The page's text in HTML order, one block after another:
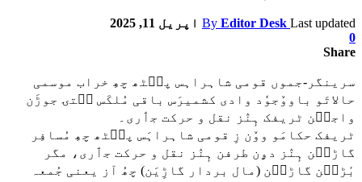
By Editor Desk Last updated
اپریل 11, 2025
0
Share
سرینگر-جموں قومی شاہراہس پٮ۪ٹھ چھِ خراب موسمی
حالاتَو باووٚجوٗد وادی کشمیرَس باقی مُلکَس سۭتۍ جوڑَن
واجٮ۪ن ٹریفک ہٕنٛز نقل و حرکت جٲری۔
ٹریفک حکامَو ووٚن زِ قومی شاہراہَس پٮ۪ٹھ چھِ مُسافِر
گاڑٮ۪ن ہٕنٛز دۄن طرفن ہٕنٛز نقل و حرکت جٲری، مگر
بٔڑٮ۪ن گاڑٮ۪ن (مال بردار گاڑِیَن) چھُ آز یعنی جُمعہ